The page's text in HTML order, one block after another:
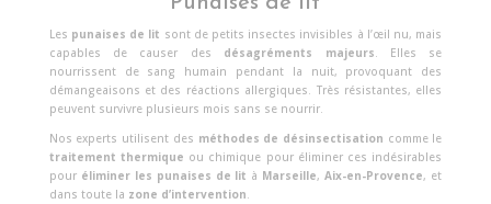
Les punaises de lit sont de petits insectes invisibles à l’œil nu, mais
capables de causer des désagréments majeurs. Elles se
nourrissent de sang humain pendant la nuit, provoquant des
démangeaisons et des réactions allergiques. Très résistantes, elles
peuvent survivre plusieurs mois sans se nourrir.
Nos experts utilisent des méthodes de désinsectisation comme le
traitement thermique ou chimique pour éliminer ces indésirables
pour éliminer les punaises de lit à Marseille,Aix-en-Provence, et
dans toute la zone d’intervention.